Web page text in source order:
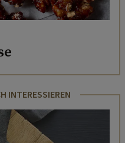
INTERESSIEREN